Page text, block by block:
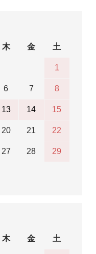
木 金 土
1
6 7 8
13 14 15
20 21 22
27 28 29
木 金 土